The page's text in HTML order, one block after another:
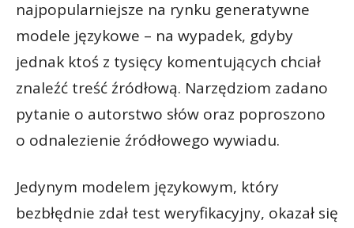
najpopularniejsze na rynku generatywne
modele językowe – na wypadek, gdyby
jednak ktoś z tysięcy komentujących chciał
znaleźć treść źródłową. Narzędziom zadano
pytanie o autorstwo słów oraz poproszono
o odnalezienie źródłowego wywiadu.
Jedynym modelem językowym, który
bezbłędnie zdał test weryfikacyjny, okazał się